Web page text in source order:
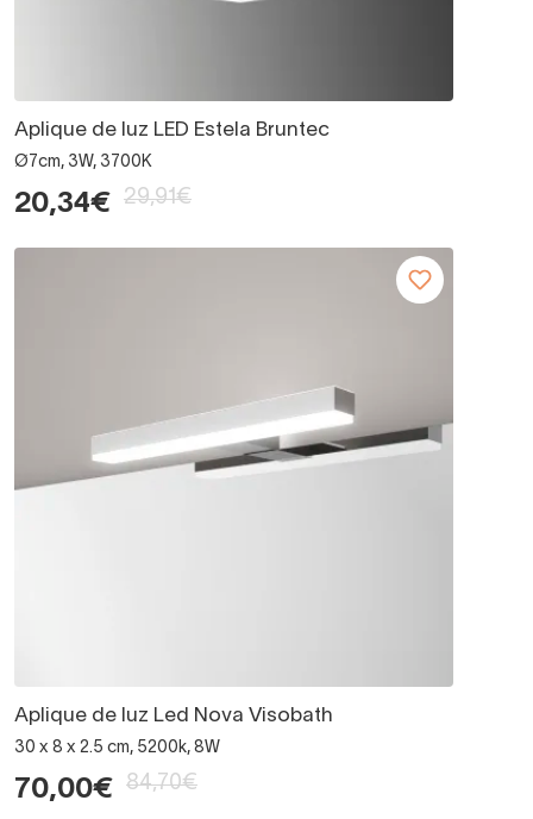
Aplique de luz LED Estela Bruntec
Ø7cm, 3W, 3700K
20,34€ 29,91€
Aplique de luz Led Nova Visobath
30 x 8 x 2.5 cm, 5200k, 8W
70,00€ 84,70€